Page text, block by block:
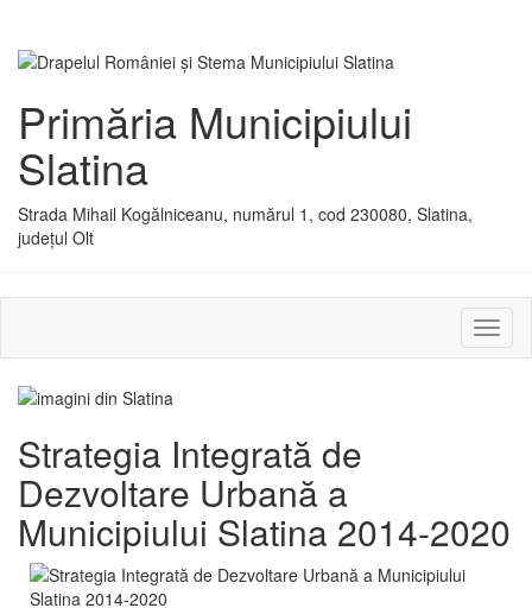
Primăria Municipiului
Slatina
Strada Mihail Kogălniceanu, numărul 1, cod 230080, Slatina,
județul Olt
sau
Strategia Integrată de
Dezvoltare Urbană a
Municipiului Slatina 2014-2020